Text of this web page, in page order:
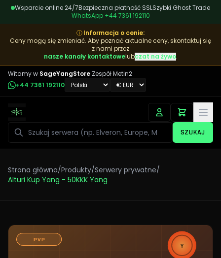
Wsparcie online 24/7Bezpieczna płatność SSLSzybki Ghost Trade
WhatsApp +44 7361 192110
ⓘInformacja o cenie:
Ceny mogą się zmieniać. Aby poznać aktualne ceny, skontaktuj się
z nami przez
nasze kanały kontaktowelubczat na żywo.
Witamy w SageYangStore Zespół Metin2
+44 7361 192110
Szukaj SZUKAJ
Strona główna/Produkty/Serwery prywatne/
Alturi Kup Yang - 50KKK Yang